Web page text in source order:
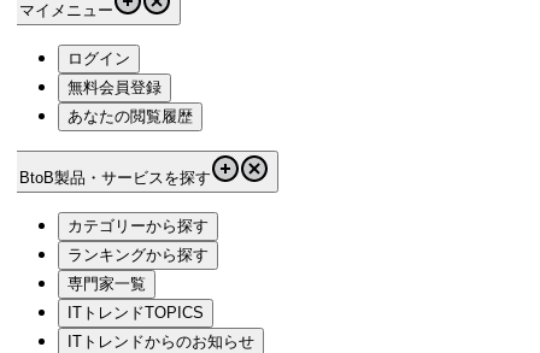
マイメニュー
ログイン
無料会員登録
あなたの閲覧履歴
BtoB製品・サービスを探す
カテゴリーから探す
ランキングから探す
専門家一覧
ITトレンドTOPICS
ITトレンドからのお知らせ